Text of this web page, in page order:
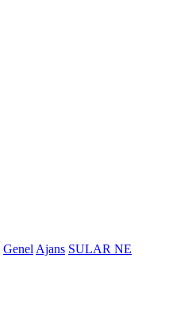
Genel Ajans SULAR NE